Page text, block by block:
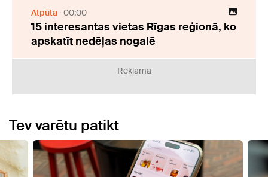
Atpūta 00:00
15 interesantas vietas Rīgas reģionā, ko
apskatīt nedēļas nogalē
Reklāma
Tev varētu patikt